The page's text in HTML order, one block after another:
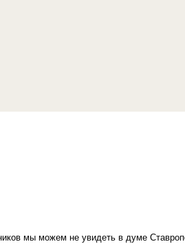
мы можем не увидеть в думе